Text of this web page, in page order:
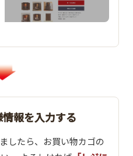
報を入力する
したら、お買い物カゴの